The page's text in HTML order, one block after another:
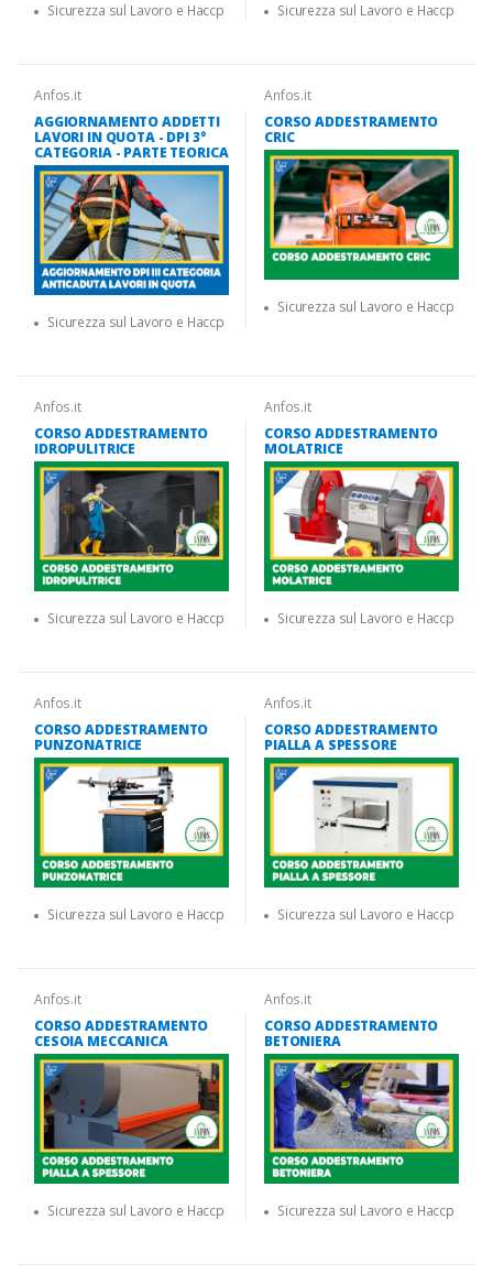
Sicurezza sul Lavoro e Haccp Sicurezza sul Lavoro e Haccp
Anfos.it
AGGIORNAMENTO ADDETTI
LAVORI IN QUOTA - DPI 3°
CATEGORIA - PARTE TEORICA
Sicurezza sul Lavoro e Haccp
Anfos.it
CORSO ADDESTRAMENTO
CRIC
Sicurezza sul Lavoro e Haccp
Anfos.it
CORSO ADDESTRAMENTO
IDROPULITRICE
Sicurezza sul Lavoro e Haccp
Anfos.it
CORSO ADDESTRAMENTO
MOLATRICE
Sicurezza sul Lavoro e Haccp
Anfos.it
CORSO ADDESTRAMENTO
PUNZONATRICE
Sicurezza sul Lavoro e Haccp
Anfos.it
CORSO ADDESTRAMENTO
PIALLA A SPESSORE
Sicurezza sul Lavoro e Haccp
Anfos.it
CORSO ADDESTRAMENTO
CESOIA MECCANICA
Sicurezza sul Lavoro e Haccp
Anfos.it
CORSO ADDESTRAMENTO
BETONIERA
Sicurezza sul Lavoro e Haccp